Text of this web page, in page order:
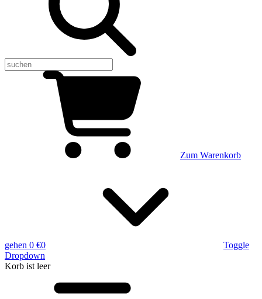
Zum Warenkorb
gehen 0 €0
Toggle
Dropdown
Korb ist leer